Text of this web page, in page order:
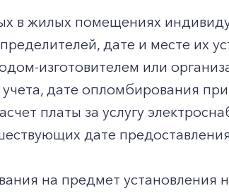
в жилых помещениях
дате и месте их
изготовителем или
дате опломбирования
платы за услугу
дате
на предмет установления